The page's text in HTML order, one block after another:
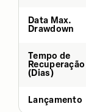
Data Max.
Drawdown
Tempo de
Recuperação
(Dias)
Lançamento